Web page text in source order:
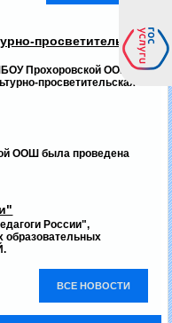
просветительская
Прохоровской ООШ
просветительская
ООШ была проведена
России",
образовательных
ВСЕ НОВОСТИ